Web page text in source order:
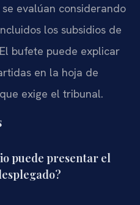
evalúan considerando
los subsidios de
bufete puede explicar
en la hoja de
exige el tribunal.
puede presentar el